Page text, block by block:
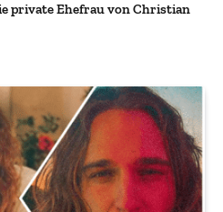
private Ehefrau von Christian